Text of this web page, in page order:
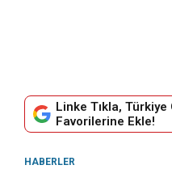
Linke Tıkla,
Favorilerine Ekle!
HABERLER